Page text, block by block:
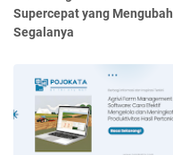
Supercepat yang Mengubah
Segalanya